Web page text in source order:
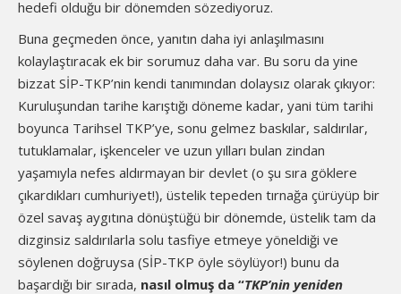
hedefi olduğu bir dönemden sözediyoruz.
Buna geçmeden önce, yanıtın daha iyi anlaşılmasını
kolaylaştıracak ek bir sorumuz daha var. Bu soru da yine
bizzat SİP-TKP’nin kendi tanımından dolaysız olarak çıkıyor:
Kuruluşundan tarihe karıştığı döneme kadar, yani tüm tarihi
boyunca Tarihsel TKP’ye, sonu gelmez baskılar, saldırılar,
tutuklamalar, işkenceler ve uzun yılları bulan zindan
yaşamıyla nefes aldırmayan bir devlet (o şu sıra göklere
çıkardıkları cumhuriyet!), üstelik tepeden tırnağa çürüyüp bir
özel savaş aygıtına dönüştüğü bir dönemde, üstelik tam da
dizginsiz saldırılarla solu tasfiye etmeye yöneldiği ve
söylenen doğruysa (SİP-TKP öyle söylüyor!) bunu da
başardığı bir sırada, nasıl olmuş da “TKP’nin yeniden